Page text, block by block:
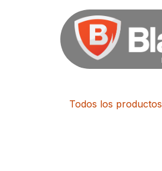
Todos los productos